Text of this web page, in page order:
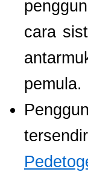
cara
pemula.